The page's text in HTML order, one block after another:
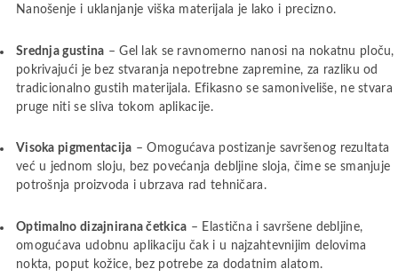
Nanošenje i uklanjanje viška materijala je lako i precizno.
Srednja gustina – Gel lak se ravnomerno nanosi na nokatnu ploču,
pokrivajući je bez stvaranja nepotrebne zapremine, za razliku od
tradicionalno gustih materijala. Efikasno se samoniveliše, ne stvara
pruge niti se sliva tokom aplikacije.
Visoka pigmentacija – Omogućava postizanje savršenog rezultata
već u jednom sloju, bez povećanja debljine sloja, čime se smanjuje
potrošnja proizvoda i ubrzava rad tehničara.
Optimalno dizajnirana četkica – Elastična i savršene debljine,
omogućava udobnu aplikaciju čak i u najzahtevnijim delovima
nokta, poput kožice, bez potrebe za dodatnim alatom.